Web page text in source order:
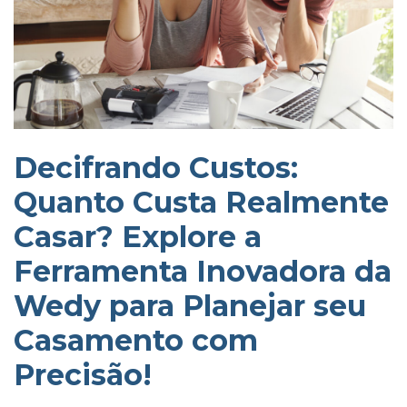
Decifrando Custos:
Quanto Custa Realmente
Casar? Explore a
Ferramenta Inovadora da
Wedy para Planejar seu
Casamento com
Precisão!